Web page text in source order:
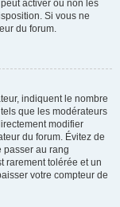
activer ou non les
Si vous ne
du forum.
indiquent le nombre
que les modérateurs
modifier
du forum. Évitez de
passer au rang
rarement tolérée et un
votre compteur de